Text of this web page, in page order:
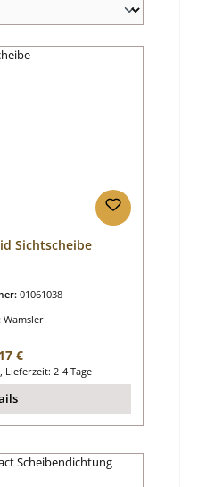
Sichtscheibe
01061038
Wamsler
Preis:
€
2-4 Tage